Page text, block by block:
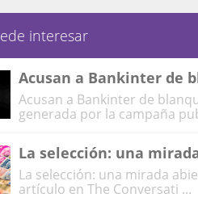
interesar
Acusan a Bankinter de
Acusan a Bankinter de
generada por la campaña
La selección: una
La selección: una mirada
artículo en The Conversati ...